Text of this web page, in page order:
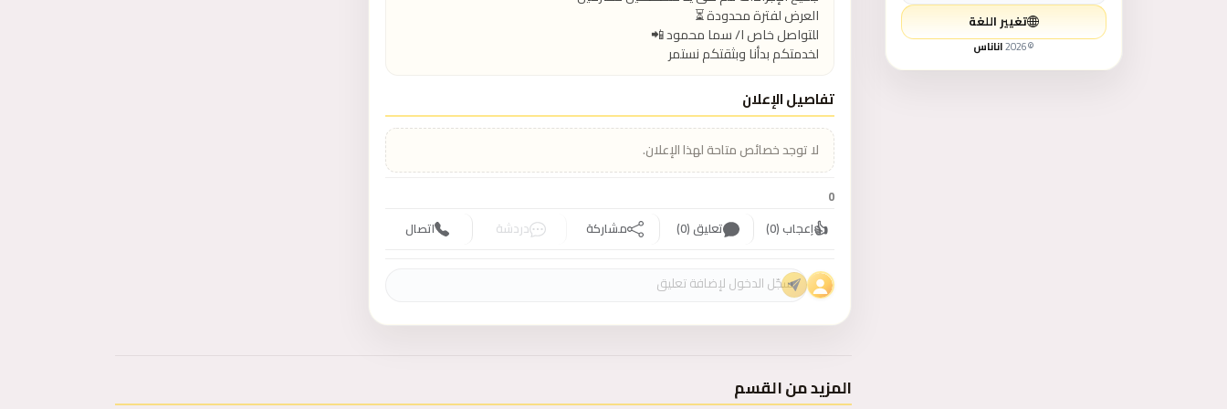
لوازم الأطفال و الألعاب
تغيير اللغة
©
2026اناناس لخدمتكم بدأنا وبثقتكم نستمر
تفاصيل الإعلان
لا توجد خصائص متاحة لهذا الإعلان.
0
👍إعجاب (0) تعليق (0) مشاركة دردشة اتصال
المزيد من القسم